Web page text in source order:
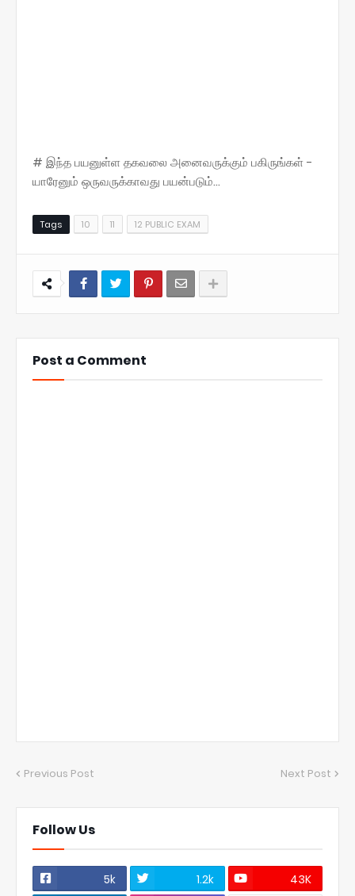
# இந்த பயனுள்ள தகவலை அனைவருக்கும் பகிருங்கள் -
யாரேனும் ஒருவருக்காவது பயன்படும்...
Tags 10 11 12 PUBLIC EXAM
Post a Comment
Previous Post Next Post
Follow Us
5k 1.2k 43K